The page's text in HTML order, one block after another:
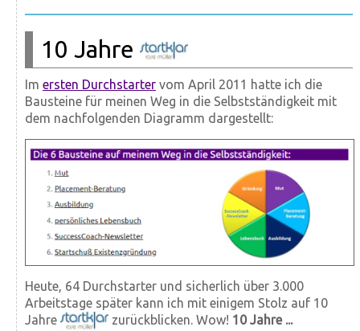
10 Jahre
Im ersten Durchstarter vom April 2011 hatte ich die
Bausteine für meinen Weg in die Selbstständigkeit mit
dem nachfolgenden Diagramm dargestellt:
Heute, 64 Durchstarter und sicherlich über 3.000
Arbeitstage später kann ich mit einigem Stolz auf 10
Jahre
zurückblicken. Wow! 10 Jahre ...